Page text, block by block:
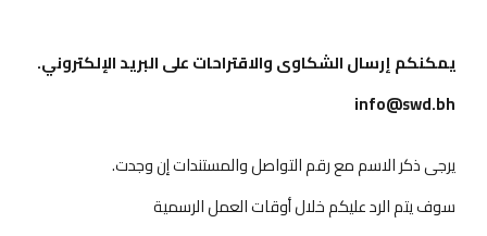
يمكنكم إرسال الشكاوى والاقتراحات على البريد الإلكتروني.
info@swd.bh
يرجى ذكر الاسم مع رقم التواصل والمستندات إن وجدت.
سوف يتم الرد عليكم خلال أوقات العمل الرسمية